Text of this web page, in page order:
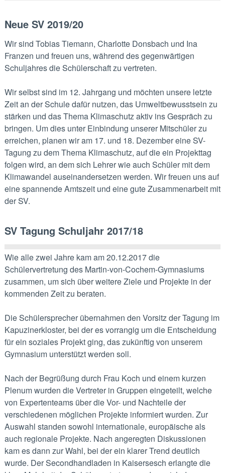
Neue SV 2019/20
Wir sind Tobias Tiemann, Charlotte Donsbach und Ina
Franzen und freuen uns, während des gegenwärtigen
Schuljahres die Schülerschaft zu vertreten.
Wir selbst sind im 12. Jahrgang und möchten unsere letzte
Zeit an der Schule dafür nutzen, das Umweltbewusstsein zu
stärken und das Thema Klimaschutz aktiv ins Gespräch zu
bringen. Um dies unter Einbindung unserer Mitschüler zu
erreichen, planen wir am 17. und 18. Dezember eine SV-
Tagung zu dem Thema Klimaschutz, auf die ein Projekttag
folgen wird, an dem sich Lehrer wie auch Schüler mit dem
Klimawandel auseinandersetzen werden. Wir freuen uns auf
eine spannende Amtszeit und eine gute Zusammenarbeit mit
der SV.
SV Tagung Schuljahr 2017/18
Wie alle zwei Jahre kam am 20.12.2017 die
Schülervertretung des Martin-von-Cochem-Gymnasiums
zusammen, um sich über weitere Ziele und Projekte in der
kommenden Zeit zu beraten.
Die Schülersprecher übernahmen den Vorsitz der Tagung im
Kapuzinerkloster, bei der es vorrangig um die Entscheidung
für ein soziales Projekt ging, das zukünftig von unserem
Gymnasium unterstützt werden soll.
Nach der Begrüßung durch Frau Koch und einem kurzen
Plenum wurden die Vertreter in Gruppen eingeteilt, welche
von Expertenteams über die Vor- und Nachteile der
verschiedenen möglichen Projekte informiert wurden. Zur
Auswahl standen sowohl internationale, europäische als
auch regionale Projekte. Nach angeregten Diskussionen
kam es dann zur Wahl, bei der ein klarer Trend deutlich
wurde. Der Secondhandladen in Kaisersesch erlangte die